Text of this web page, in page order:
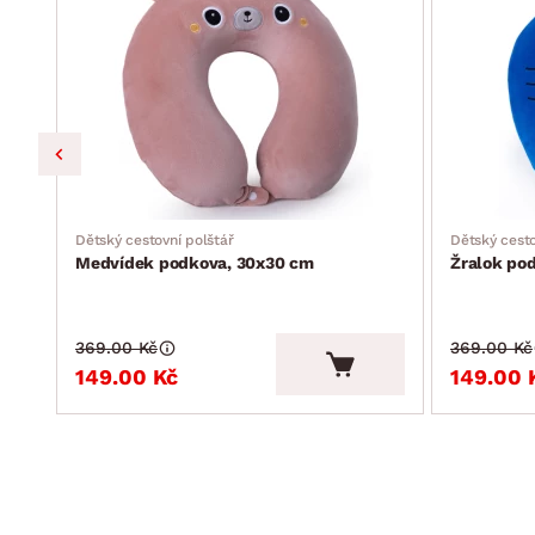
Dětský cestovní polštář
Medvídek podkova, 30x30 cm
149.00 Kč
369.00 Kč
Dětský
Žralok
149.00
369.00 Kč